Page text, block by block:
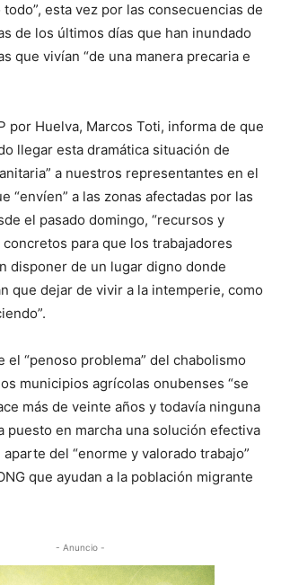
esta vez por las consecuencias de
de los últimos días que han inundado
que vivían “de una manera precaria e
por Huelva, Marcos Toti, informa de que
llegar esta dramática situación de
a nuestros representantes en el
“envíen” a las zonas afectadas por las
el pasado domingo, “recursos y
para que los trabajadores
disponer de un lugar digno donde
que dejar de vivir a la intemperie, como
el “penoso problema” del chabolismo
municipios agrícolas onubenses “se
más de veinte años y todavía ninguna
puesto en marcha una solución efectiva
aparte del “enorme y valorado trabajo”
que ayudan a la población migrante
- Anuncio -